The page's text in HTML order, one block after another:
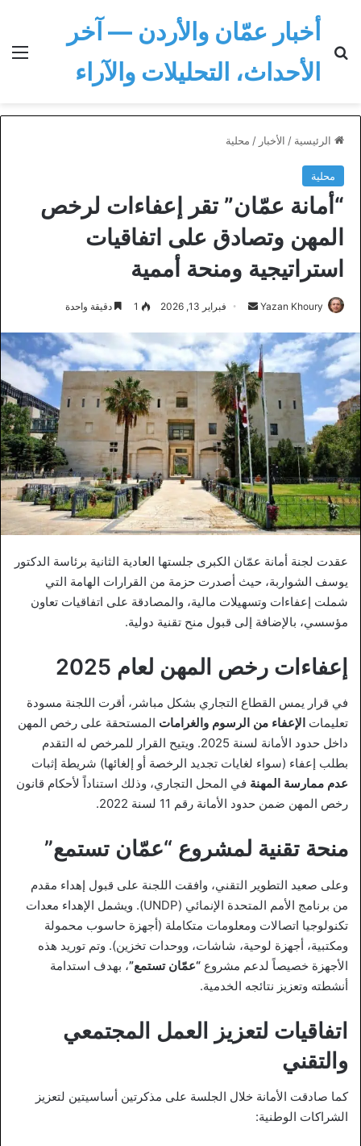
أخبار عمّان والأردن — آخر
الأحداث، التحليلات والآراء
الرئيسية / الأخبار / محلية
محلية
“أمانة عمّان” تقر إعفاءات لرخص
المهن وتصادق على اتفاقيات
استراتيجية ومنحة أممية
Yazan Khoury
أرسل
إلكترونيا
فبراير 13, 2026 1 دقيقة واحدة
عقدت لجنة أمانة عمّان الكبرى جلستها العادية الثانية برئاسة الدكتور
يوسف الشواربة، حيث أصدرت حزمة من القرارات الهامة التي
شملت إعفاءات وتسهيلات مالية، والمصادقة على اتفاقيات تعاون
مؤسسي، بالإضافة إلى قبول منح تقنية دولية.
إعفاءات رخص المهن لعام 2025
في قرار يمس القطاع التجاري بشكل مباشر، أقرت اللجنة مسودة
تعليمات الإعفاء من الرسوم والغرامات المستحقة على رخص المهن
داخل حدود الأمانة لسنة 2025. ويتيح القرار للمرخص له التقدم
بطلب إعفاء (سواء لغايات تجديد الرخصة أو إلغائها) شريطة إثبات
عدم ممارسة المهنة في المحل التجاري، وذلك استناداً لأحكام قانون
رخص المهن ضمن حدود الأمانة رقم 11 لسنة 2022.
منحة تقنية لمشروع “عمّان تستمع”
وعلى صعيد التطوير التقني، وافقت اللجنة على قبول إهداء مقدم
من برنامج الأمم المتحدة الإنمائي (UNDP). ويشمل الإهداء معدات
تكنولوجيا اتصالات ومعلومات متكاملة (أجهزة حاسوب محمولة
ومكتبية، أجهزة لوحية، شاشات، ووحدات تخزين). وتم توريد هذه
الأجهزة خصيصاً لدعم مشروع “عمّان تستمع”، بهدف استدامة
أنشطته وتعزيز نتائجه الخدمية.
اتفاقيات لتعزيز العمل المجتمعي
والتقني
كما صادقت الأمانة خلال الجلسة على مذكرتين أساسيتين لتعزيز
الشراكات الوطنية: